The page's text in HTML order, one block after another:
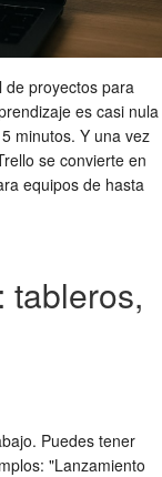
de proyectos para
es casi nula
minutos. Y una vez
se convierte en
equipos de hasta
tableros,
Puedes tener
"Lanzamiento